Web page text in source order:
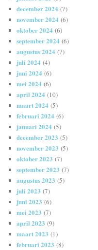
december 2024 (7)
november 2024 (6)
oktober 2024 (6)
september 2024 (6)
augustus 2024 (7)
juli 2024 (4)
juni 2024 (6)
mei 2024 (6)
april 2024 (10)
maart 2024 (5)
februari 2024 (6)
januari 2024 (5)
december 2023 (5)
november 2023 (5)
oktober 2023 (7)
september 2023 (7)
augustus 2023 (5)
juli 2023 (7)
juni 2023 (6)
mei 2023 (7)
april 2023 (9)
maart 2023 (1)
februari 2023 (8)